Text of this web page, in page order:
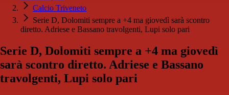
Calcio Triveneto
Serie D, Dolomiti sempre a +4 ma giovedì sarà scontro
diretto. Adriese e Bassano travolgenti, Lupi solo pari
Serie D, Dolomiti sempre a +4 ma giovedì
sarà scontro diretto. Adriese e Bassano
travolgenti, Lupi solo pari